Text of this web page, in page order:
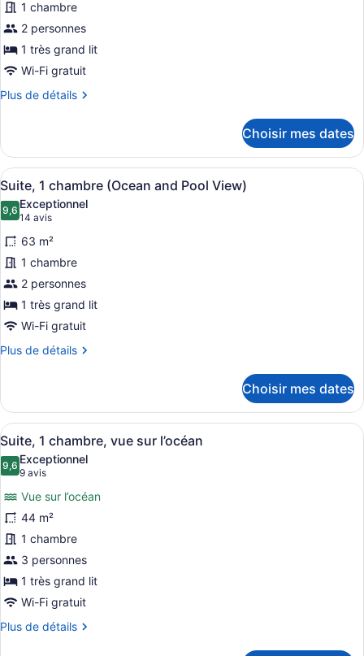
type
de
chambre :
Suite,
1
chambre
1 chambre
2 personnes
1 très grand lit
Wi-Fi gratuit
Plus de détails
Plus
Suite,
chambre
(Avenue)
Choisir mes dates
Afficher
toutes
les
photos
pour
ce
type
de
chambre :
Suite,
(Ocean
and
Pool
View)
Une chambre d’hôtel avec un lit,
5
Suite, 1 chambre (Ocean and Pool View)
9,69,6 sur 10
Exceptionnel
14 avis
(14 avis)
63 m²
1 chambre
2 personnes
1 très grand lit
Wi-Fi gratuit
Plus de détails
Plus
Suite,
chambre
(Ocean
and
Pool
View)
Choisir mes dates
Afficher
toutes
les
photos
pour
ce
type
de
chambre :
Suite,
1
chambre,
Une chambre d’hôtel bien
7
Suite, 1 chambre, vue sur l’océan
9,69,6 sur 10
Exceptionnel
9 avis
(9 avis)
Vue sur l’océan
44 m²
1 chambre
3 personnes
1 très grand lit
Wi-Fi gratuit
Plus de détails
Plus